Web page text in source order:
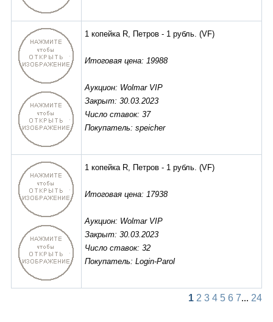
1 копейка R, Петров - 1 рубль. (VF)
Итоговая цена: 19988
Аукцион: Wolmar VIP
Закрыт: 30.03.2023
Число ставок: 37
Покупатель: speicher
1 копейка R, Петров - 1 рубль. (VF)
Итоговая цена: 17938
Аукцион: Wolmar VIP
Закрыт: 30.03.2023
Число ставок: 32
Покупатель: Login-Parol
1 2 3 4 5 6 7... 24